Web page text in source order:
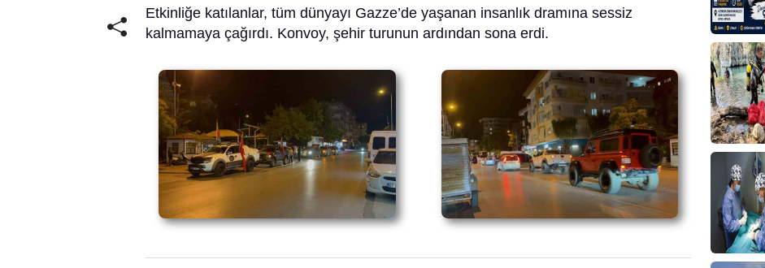
Etkinliğe katılanlar, tüm dünyayı Gazze’de yaşanan insanlık dramına sessiz
kalmamaya çağırdı. Konvoy, şehir turunun ardından sona erdi.